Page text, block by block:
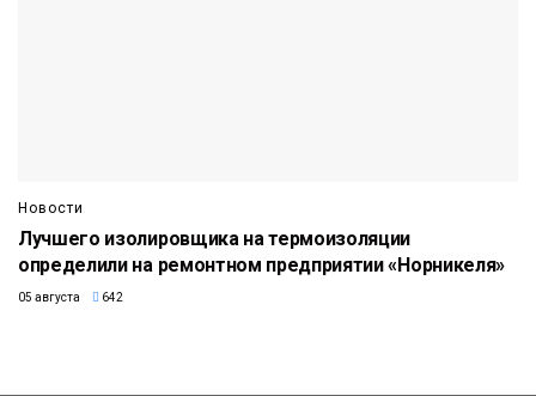
Новости
Лучшего изолировщика на термоизоляции
определили на ремонтном предприятии «Норникеля»
05 августа 642